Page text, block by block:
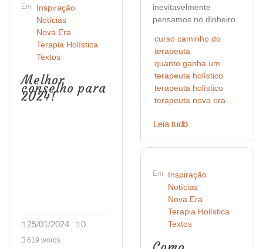
Em
Inspiração
Notícias
Nova Era
Terapia Holística
Textos
Melhor
conselho para
2024!
25/01/2024 0
619 words
inevitavelmente
pensamos no dinheiro.
curso caminho do
terapeuta
quanto ganha um
terapeuta holístico
terapeuta holístico
terapeuta nova era
Leia tudo
Em
Inspiração
Notícias
Nova Era
Terapia Holística
Textos